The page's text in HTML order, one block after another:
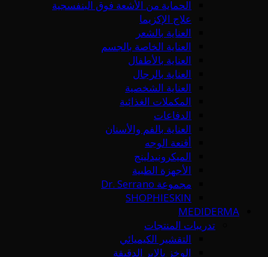
الحماية من الأشعة فوق البنفسجية
علاج الإكزيما
العناية بالشعر
العناية الخاصة بالجسم
العناية بالأطفال
العناية بالرجال
العناية الشخصية
المكملات الغذائية
الدفاعات
العناية بالفم والأسنان
أقنعة الوجه
الميكرونيدلينج
الأجهزة الطبية
مجموعة Dr. Serrano
SHOPHIESKIN
MEDIDERMA
تدريبات المنتجات
التقشير الكيميائي
الوخز بالإبر الدقيقة